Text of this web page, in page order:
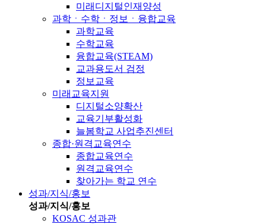
미래디지털인재양성
과학ㆍ수학ㆍ정보ㆍ융합교육
과학교육
수학교육
융합교육(STEAM)
교과용도서 검정
정보교육
미래교육지원
디지털소양확산
교육기부활성화
늘봄학교 사업추진센터
종합·원격교육연수
종합교육연수
원격교육연수
찾아가는 학교 연수
성과/지식/홍보
성과/지식/홍보
KOSAC 성과관